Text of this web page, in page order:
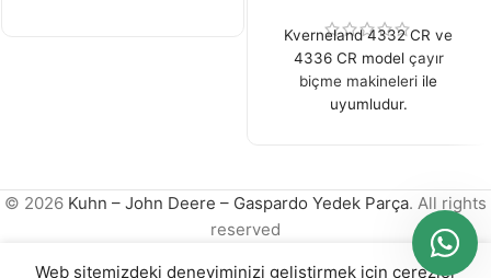
Kverneland 4332 CR ve
4336 CR model çayır
biçme makineleri ile
uyumludur.
© 2026 Kuhn – John Deere – Gaspardo Yedek Parça. All rights
reserved
Web sitemizdeki deneyiminizi geliştirmek için çerezler